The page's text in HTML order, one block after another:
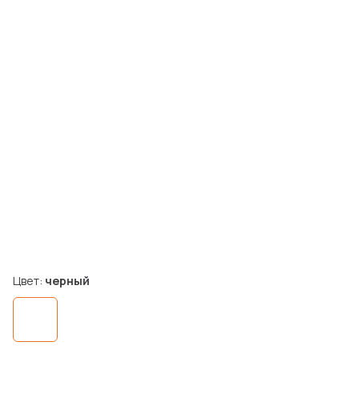
Цвет: черный